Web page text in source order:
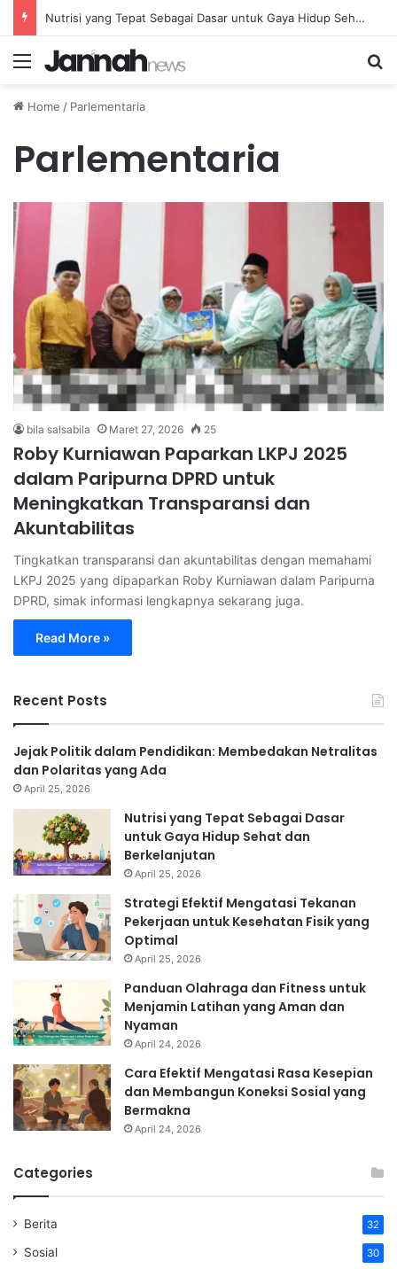
Nutrisi yang Tepat Sebagai Dasar untuk Gaya Hidup Sehat dan Berkelanjutan
Menu
Home / Parlementaria
Parlementaria
bila salsabila Maret 27, 2026 25
Roby Kurniawan Paparkan LKPJ 2025
dalam Paripurna DPRD untuk
Meningkatkan Transparansi dan
Akuntabilitas
Tingkatkan transparansi dan akuntabilitas dengan memahami
LKPJ 2025 yang dipaparkan Roby Kurniawan dalam Paripurna
DPRD, simak informasi lengkapnya sekarang juga.
Read More »
Recent Posts
Jejak Politik dalam Pendidikan: Membedakan Netralitas
dan Polaritas yang Ada
April 25, 2026
Nutrisi yang Tepat Sebagai Dasar
untuk Gaya Hidup Sehat dan
Berkelanjutan
April 25, 2026
Strategi Efektif Mengatasi Tekanan
Pekerjaan untuk Kesehatan Fisik yang
Optimal
April 25, 2026
Panduan Olahraga dan Fitness untuk
Menjamin Latihan yang Aman dan
Nyaman
April 24, 2026
Cara Efektif Mengatasi Rasa Kesepian
dan Membangun Koneksi Sosial yang
Bermakna
April 24, 2026
Categories
Berita 32
Sosial 30